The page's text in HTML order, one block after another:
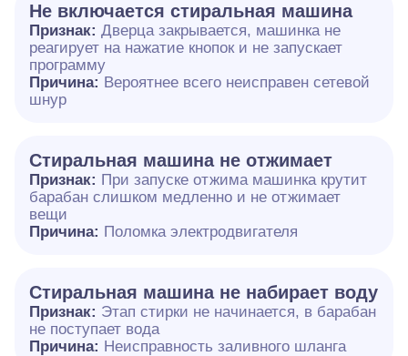
Не включается стиральная машина
Признак: Дверца закрывается, машинка не
реагирует на нажатие кнопок и не запускает
программу
Причина: Вероятнее всего неисправен сетевой
шнур
Стиральная машина не отжимает
Признак: При запуске отжима машинка крутит
барабан слишком медленно и не отжимает
вещи
Причина: Поломка электродвигателя
Стиральная машина не набирает воду
Признак: Этап стирки не начинается, в барабан
не поступает вода
Причина: Неисправность заливного шланга